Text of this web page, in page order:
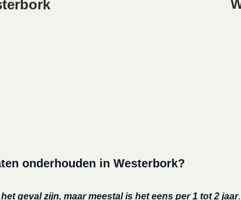
onderhouden in Westerbork?
geval zijn, maar meestal is het eens per 1 tot 2 jaar.